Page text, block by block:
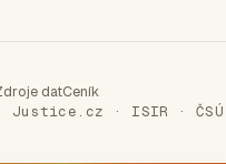
datCeník
Justice.cz · ISIR · ČSÚ